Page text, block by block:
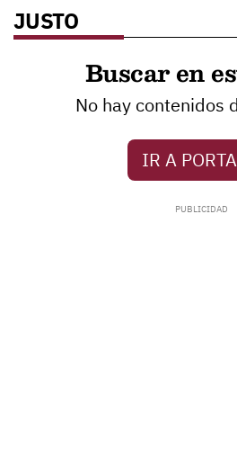
JUSTO
Buscar en
No hay contenidos
IR A